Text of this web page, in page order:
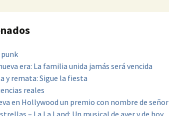
era: La familia unida jamás será vencida
y remata: Sigue la fiesta
reales
en Hollywood un premio con nombre de señor